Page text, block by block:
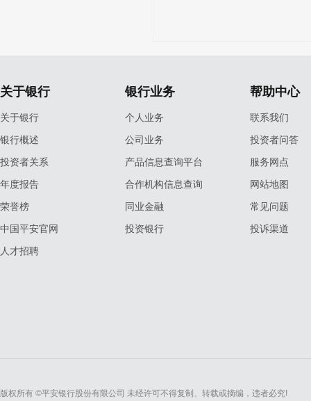
关于银行
关于银行
银行概述
投资者关系
年度报告
荣誉榜
中国平安官网
人才招聘
银行业务
个人业务
公司业务
产品信息查询平台
合作机构信息查询
同业金融
投资银行
帮助中心
联系我们
投资者问答
服务网点
网站地图
常见问题
投诉渠道
版权所有 ©平安银行股份有限公司 未经许可不得复制、转载或摘编，违者必究!